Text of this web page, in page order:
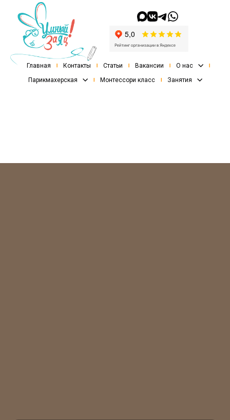
Главная Контакты Статьи Вакансии
О нас
Парикмахерская
Монтессори класс Занятия